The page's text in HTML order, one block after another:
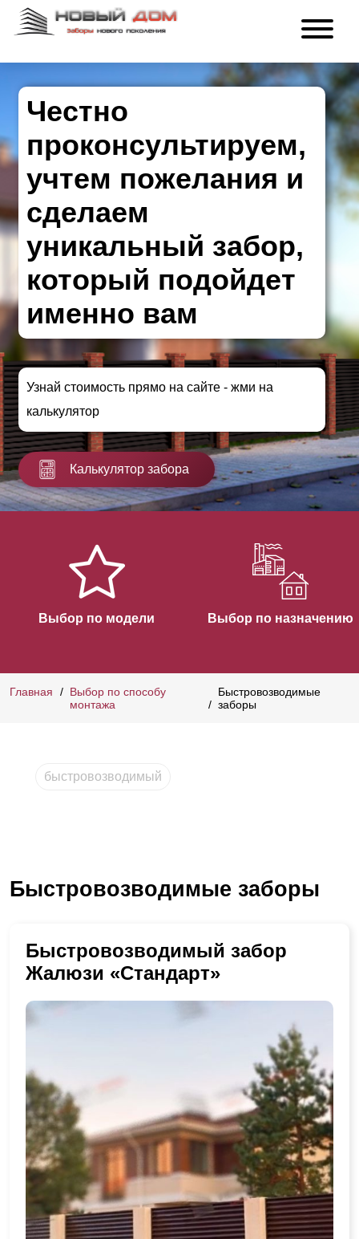
Честно
проконсультируем,
учтем пожелания и
сделаем
уникальный забор,
который подойдет
именно вам
Узнай стоимость прямо на сайте - жми на
калькулятор
Калькулятор забора
Выбор по модели Выбор по назначению
Главная
Выбор по способу
монтажа
Быстровозводимые
заборы
быстровозводимый
Быстровозводимые заборы
Быстровозводимый забор
Жалюзи «Стандарт»